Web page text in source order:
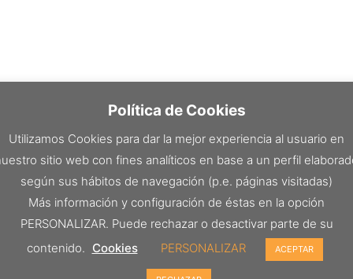
Política de Cookies
Utilizamos Cookies para dar la mejor experiencia al usuario en
sitio web con fines analíticos en base a un perfil
según sus hábitos de navegación (p.e. páginas visitadas)
Más información y configuración de éstas en la opción
PERSONALIZAR. Puede rechazar o desactivar parte de su
contenido. Cookies PERSONALIZAR ACEPTAR